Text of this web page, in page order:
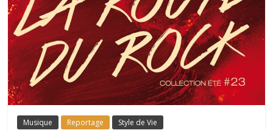
Musique Reportage Style de Vie